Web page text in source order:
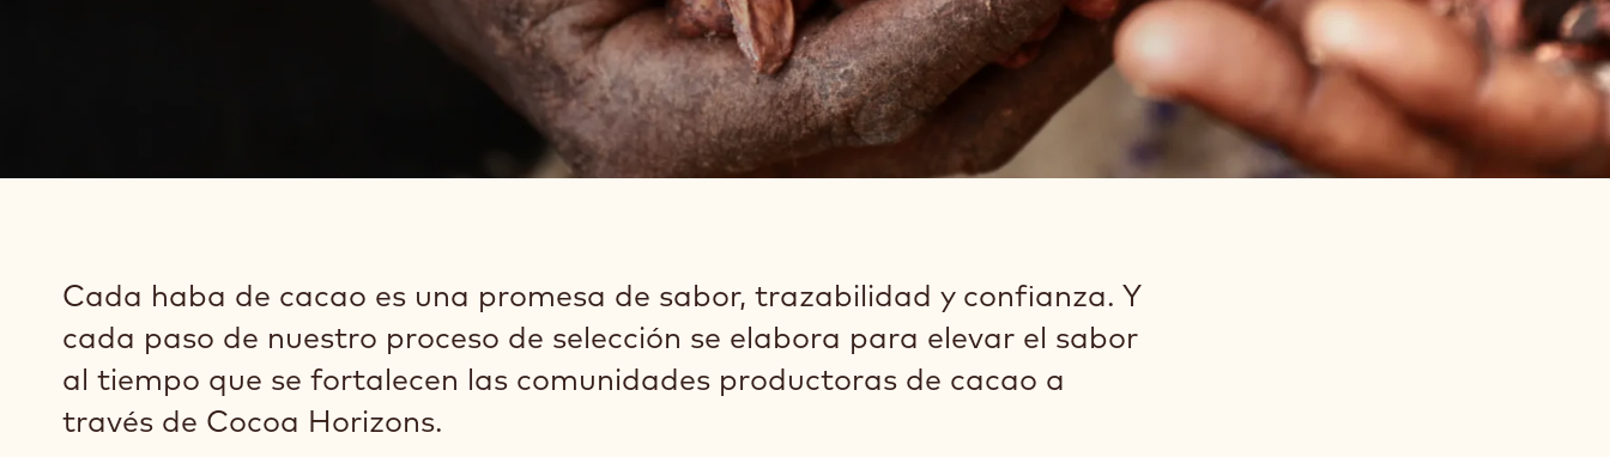
Cada haba de cacao es una promesa de sabor, trazabilidad y confianza. Y
cada paso de nuestro proceso de selección se elabora para elevar el sabor
al tiempo que se fortalecen las comunidades productoras de cacao a
través de Cocoa Horizons.